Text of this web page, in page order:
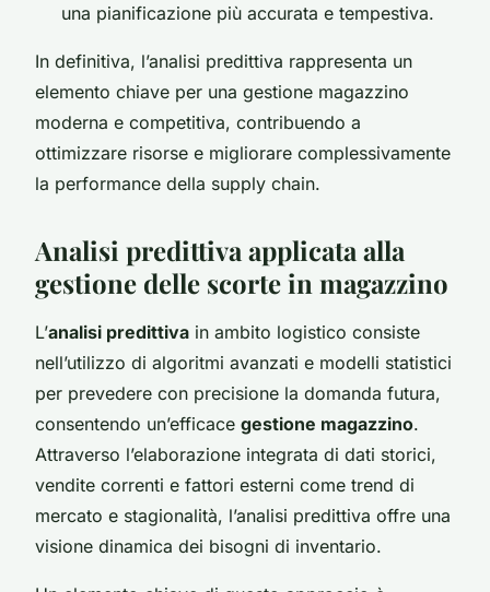
una pianificazione più accurata e tempestiva.
In definitiva, l’analisi predittiva rappresenta un
elemento chiave per una gestione magazzino
moderna e competitiva, contribuendo a
ottimizzare risorse e migliorare complessivamente
la performance della supply chain.
Analisi predittiva applicata alla
gestione delle scorte in magazzino
L’analisi predittiva in ambito logistico consiste
nell’utilizzo di algoritmi avanzati e modelli statistici
per prevedere con precisione la domanda futura,
consentendo un’efficace gestione magazzino.
Attraverso l’elaborazione integrata di dati storici,
vendite correnti e fattori esterni come trend di
mercato e stagionalità, l’analisi predittiva offre una
visione dinamica dei bisogni di inventario.